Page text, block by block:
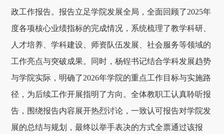
政工作报告。报告立足学院发展全局，全面回顾了2025年
度各项核心业绩指标的完成情况，系统梳理了教学科研、
人才培养、学科建设、师资队伍发展、社会服务等领域的
工作亮点与突破成果。同时，杨锃书记结合学科发展趋势
与学院实际，明确了2026年学院的重点工作目标与实施路
径，为后续工作开展指明了方向。全体教职工认真聆听报
告，围绕报告内容展开热烈讨论，一致认可报告对学院发
展的总结与规划，最终以举手表决的方式全票通过该报